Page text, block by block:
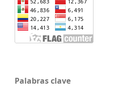
Palabras clave